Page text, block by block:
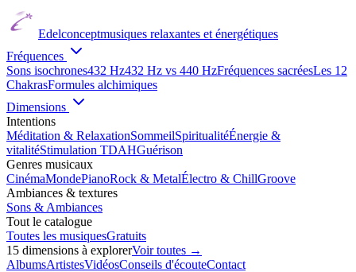
Edelconceptmusiques relaxantes et énergétiques
Fréquences
Sons isochrones432 Hz432 Hz vs 440 HzFréquences sacréesLes 12
ChakrasFormules alchimiques
Dimensions
Intentions
Méditation & RelaxationSommeilSpiritualitéÉnergie &
vitalitéStimulation TDAHGuérison
Genres musicaux
CinémaMondePianoRock & MetalÉlectro & ChillGroove
Ambiances & textures
Sons & Ambiances
Tout le catalogue
Toutes les musiquesGratuits
15 dimensions à explorerVoir toutes →
AlbumsArtistesVidéosConseils d'écouteContact